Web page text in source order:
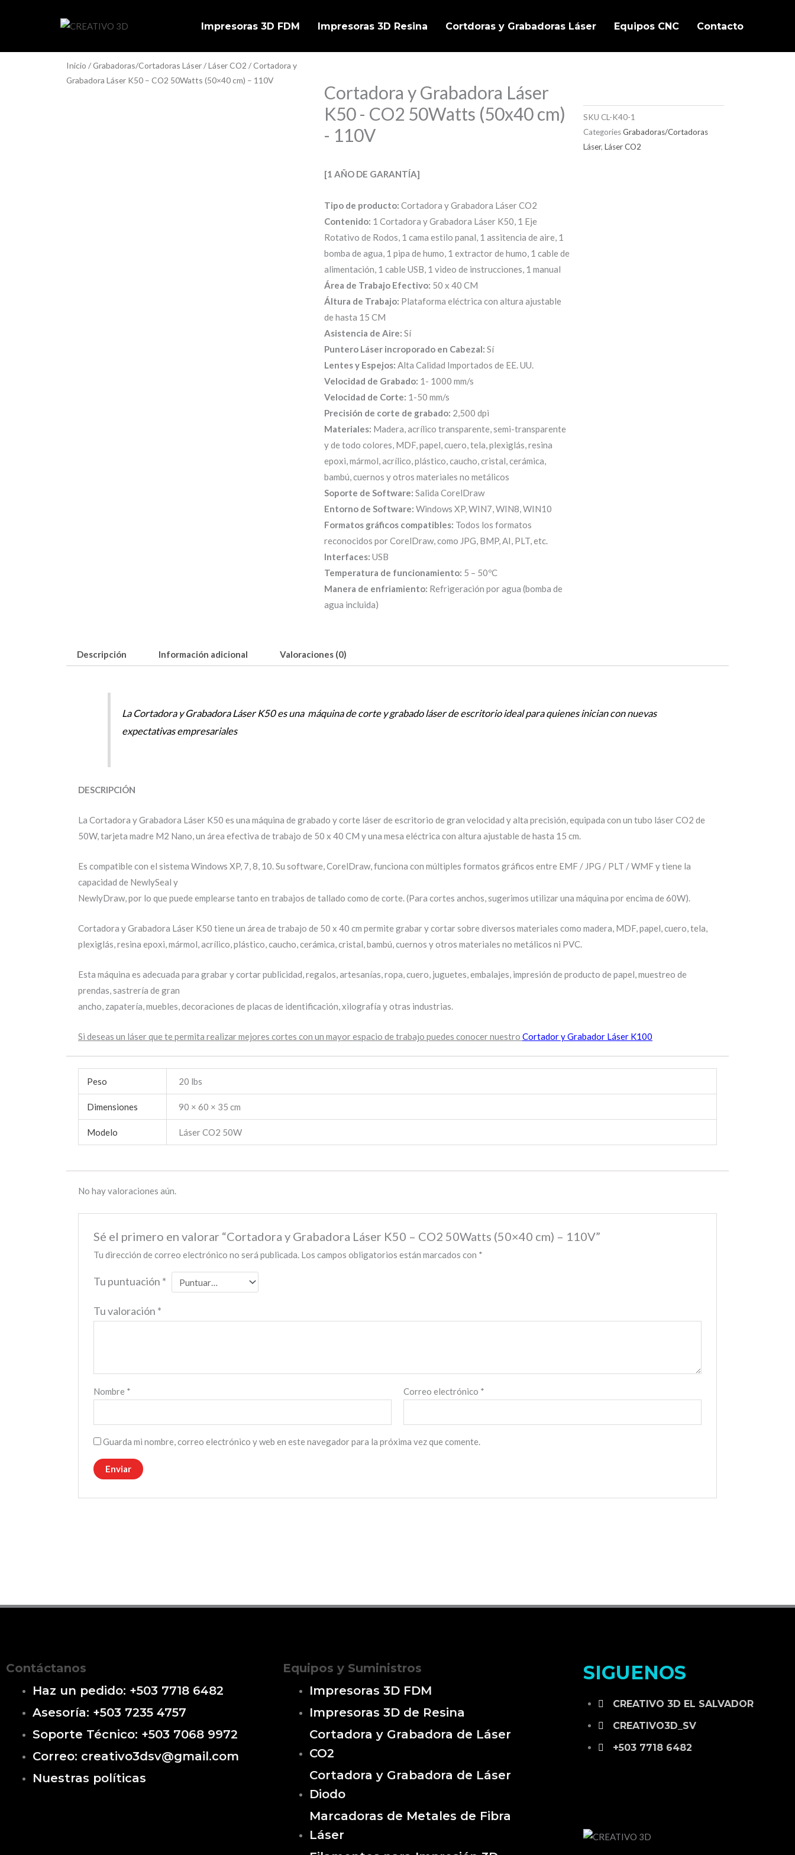
Impresoras 3D FDM Impresoras 3D Resina Cortdoras y Grabadoras Láser Equipos CNC Contacto
Inicio /Grabadoras/Cortadoras Láser/Láser CO2 / Cortadora y
Grabadora Láser K50 – CO2 50Watts (50×40 cm) – 110V
Cortadora y Grabadora Láser
K50 - CO2 50Watts (50x40 cm)
- 110V
[1 AÑO DE GARANTÍA]
Tipo de producto: Cortadora y Grabadora Láser CO2
Contenido: 1 Cortadora y Grabadora Láser K50, 1 Eje
Rotativo de Rodos, 1 cama estilo panal, 1 assitencia de aire, 1
bomba de agua, 1 pipa de humo, 1 extractor de humo, 1 cable de
alimentación, 1 cable USB, 1 video de instrucciones, 1 manual
Área de Trabajo Efectivo: 50 x 40 CM
Áltura de Trabajo: Plataforma eléctrica con altura ajustable
de hasta 15 CM
Asistencia de Aire: Sí
Puntero Láser incroporado en Cabezal: Sí
Lentes y Espejos: Alta Calidad Importados de EE. UU.
Velocidad de Grabado: 1- 1000 mm/s
Velocidad de Corte: 1-50 mm/s
Precisión de corte de grabado: 2,500 dpi
Materiales: Madera, acrílico transparente, semi-transparente
y de todo colores, MDF, papel, cuero, tela, plexiglás, resina
epoxi, mármol, acrílico, plástico, caucho, cristal, cerámica,
bambú, cuernos y otros materiales no metálicos
Soporte de Software: Salida CorelDraw
Entorno de Software: Windows XP, WIN7, WIN8, WIN10
Formatos gráficos compatibles: Todos los formatos
reconocidos por CorelDraw, como JPG, BMP, AI, PLT, etc.
Interfaces: USB
Temperatura de funcionamiento: 5 – 50ºC
Manera de enfriamiento: Refrigeración por agua (bomba de
agua incluida)
SKU CL-K40-1
Categories Grabadoras/Cortadoras
Láser,Láser CO2
Descripción Información adicional Valoraciones (0)
La Cortadora y Grabadora Láser K50 es una máquina de corte y grabado láser de escritorio ideal para quienes inician con nuevas
expectativas empresariales
DESCRIPCIÓN
La Cortadora y Grabadora Láser K50 es una máquina de grabado y corte láser de escritorio de gran velocidad y alta precisión, equipada con un tubo láser CO2 de
50W, tarjeta madre M2 Nano, un área efectiva de trabajo de 50 x 40 CM y una mesa eléctrica con altura ajustable de hasta 15 cm.
Es compatible con el sistema Windows XP, 7, 8, 10. Su software, CorelDraw, funciona con múltiples formatos gráficos entre EMF / JPG / PLT / WMF y tiene la
capacidad de NewlySeal y
NewlyDraw, por lo que puede emplearse tanto en trabajos de tallado como de corte. (Para cortes anchos, sugerimos utilizar una máquina por encima de 60W).
Cortadora y Grabadora Láser K50 tiene un área de trabajo de 50 x 40 cm permite grabar y cortar sobre diversos materiales como madera, MDF, papel, cuero, tela,
plexiglás, resina epoxi, mármol, acrílico, plástico, caucho, cerámica, cristal, bambú, cuernos y otros materiales no metálicos ni PVC.
Esta máquina es adecuada para grabar y cortar publicidad, regalos, artesanías, ropa, cuero, juguetes, embalajes, impresión de producto de papel, muestreo de
prendas, sastrería de gran
ancho, zapatería, muebles, decoraciones de placas de identificación, xilografía y otras industrias.
Si deseas un láser que te permita realizar mejores cortes con un mayor espacio de trabajo puedes conocer nuestro Cortador y Grabador Láser K100
Peso 20 lbs
Dimensiones 90 × 60 × 35 cm
Modelo Láser CO2 50W
No hay valoraciones aún.
Sé el primero en valorar “Cortadora y Grabadora Láser K50 – CO2 50Watts (50×40 cm) – 110V”
Tu dirección de correo electrónico no será publicada. Los campos obligatorios están marcados con *
Tu puntuación *
Tu valoración *
Nombre * Correo electrónico *
Guarda mi nombre, correo electrónico y web en este navegador para la próxima vez que comente.
Contáctanos
Haz un pedido: +503 7718 6482
Asesoría: +503 7235 4757
Soporte Técnico: +503 7068 9972
Correo: creativo3dsv@gmail.com
Nuestras políticas
Equipos y Suministros
Impresoras 3D FDM
Impresoras 3D de Resina
Cortadora y Grabadora de Láser
CO2
Cortadora y Grabadora de Láser
Diodo
Marcadoras de Metales de Fibra
Láser
SIGUENOS
CREATIVO 3D EL SALVADOR
CREATIVO3D_SV
+503 7718 6482